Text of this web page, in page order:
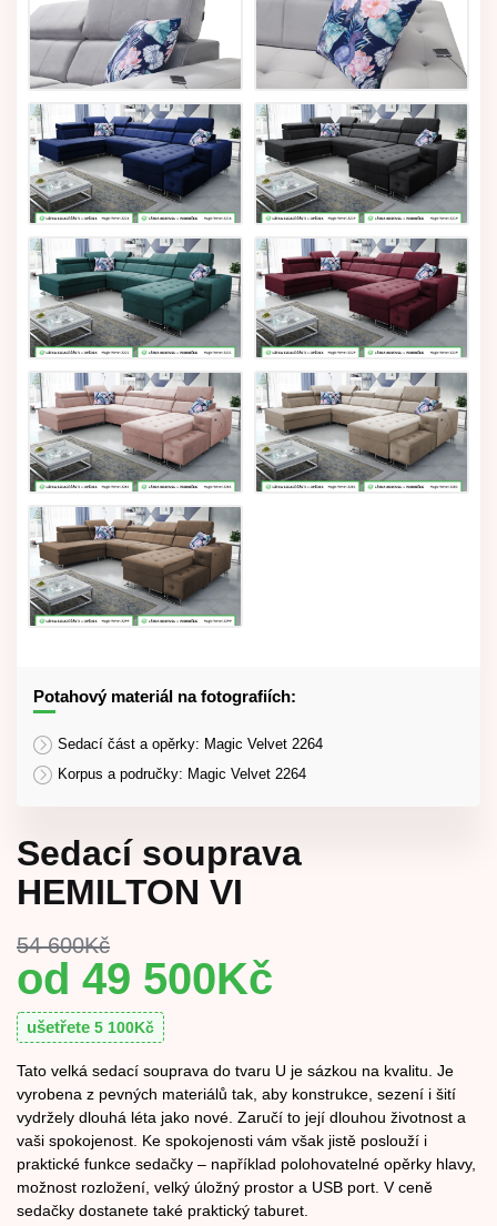
Potahový materiál na fotografiích:
Sedací část a opěrky: Magic Velvet 2264
Korpus a područky: Magic Velvet 2264
Sedací souprava
HEMILTON VI
54 600Kč
49 500Kč
ušetřete 5 100Kč
Tato velká sedací souprava do tvaru U je sázkou na kvalitu. Je
vyrobena z pevných materiálů tak, aby konstrukce, sezení i šití
vydržely dlouhá léta jako nové. Zaručí to její dlouhou životnost a
vaši spokojenost. Ke spokojenosti vám však jistě poslouží i
praktické funkce sedačky – například polohovatelné opěrky hlavy,
možnost rozložení, velký úložný prostor a USB port. V ceně
sedačky dostanete také praktický taburet.